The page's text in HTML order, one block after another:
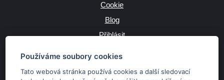
Používáme soubory cookies
Tato webová stránka používá cookies a další sledovací
Cookie
Blog
Přihlásit